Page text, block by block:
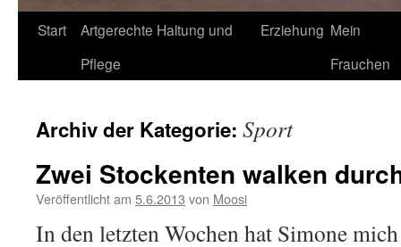
Start
Artgerechte Haltung und
Pflege
Erziehung Mein
Frauchen
Archiv der Kategorie: Sport
Zwei Stockenten walken
Veröffentlicht am 5.6.2013 von Moosi
In den letzten Wochen hat Simone